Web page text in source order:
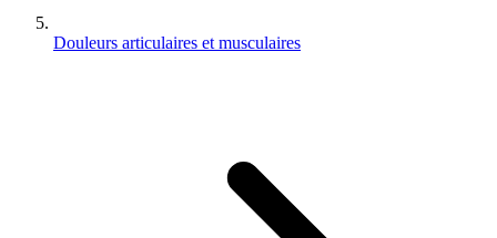
Douleurs articulaires et musculaires